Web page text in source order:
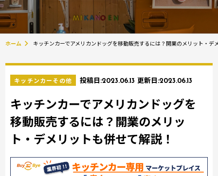
ホーム キッチンカーでアメリカンドッグを移動販売するには？開業のメリット・デ
キッチンカーその他 投稿日:2023.06.13 更新日:2023.06.13
キッチンカーでアメリカンドッグを
移動販売するには？開業のメリッ
ト・デメリットも併せて解説！